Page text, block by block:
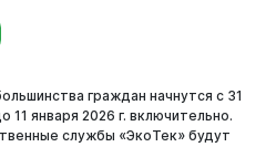
граждан начнутся с 31
11 января 2026 г. включительно.
службы «ЭкоТек» будут